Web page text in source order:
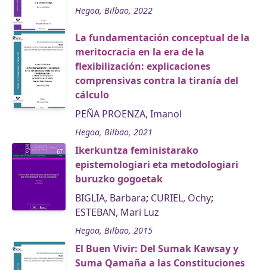
Hegoa, Bilbao, 2022
La fundamentación conceptual de la
meritocracia en la era de la
flexibilización: explicaciones
comprensivas contra la tiranía del
cálculo
PEÑA PROENZA, Imanol
Hegoa, Bilbao, 2021
Ikerkuntza feministarako
epistemologiari eta metodologiari
buruzko gogoetak
BIGLIA, Barbara; CURIEL, Ochy;
ESTEBAN, Mari Luz
Hegoa, Bilbao, 2015
El Buen Vivir: Del Sumak Kawsay y
Suma Qamaña a las Constituciones